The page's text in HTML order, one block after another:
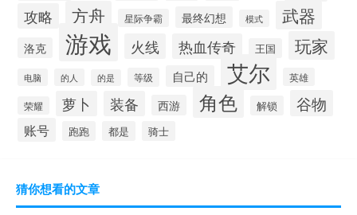
攻略 方舟 星际争霸 最终幻想 模式 武器
洛克 游戏 火线 热血传奇 王国 玩家
电脑 的人 的是 等级 自己的 艾尔 英雄
荣耀 萝卜 装备 西游 角色 解锁 谷物
账号 跑跑 都是 骑士
猜你想看的文章